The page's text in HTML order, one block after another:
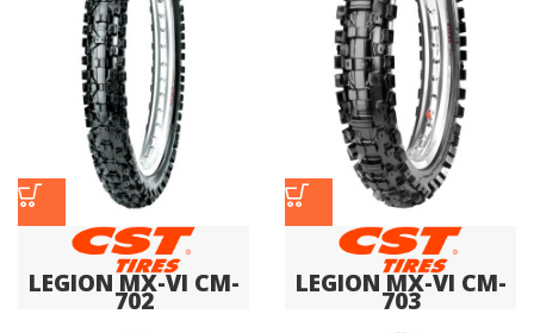
LEGION MX-VI CM-
702
LEGION MX-VI CM-
703